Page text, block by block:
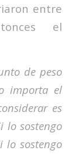
entre
el
de peso
importa el
es
lo sostengo
lo sostengo